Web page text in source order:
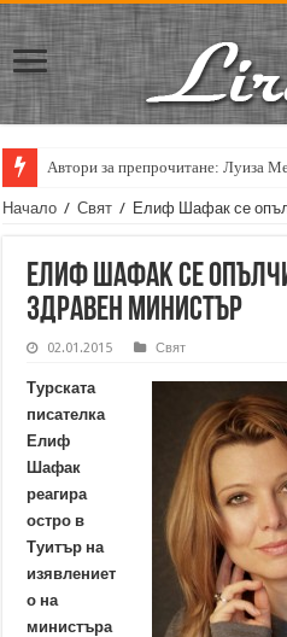
Автори за препрочитане: Луиза
Кирил Кадийски: „Плачът на
Начало / Свят / Елиф Шафак се
Елиф Шафак се
здравен министър
02.01.2015 Свят
Турската
писателка
Елиф
Шафак
реагира
остро в
Туитър на
изявлениет
о на
министъра